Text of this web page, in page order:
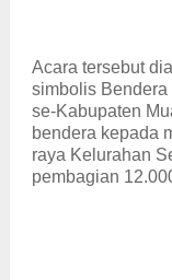
Acara tersebut
simbolis Bendera
se-Kabupaten
bendera kepada
raya Kelurahan
pembagian